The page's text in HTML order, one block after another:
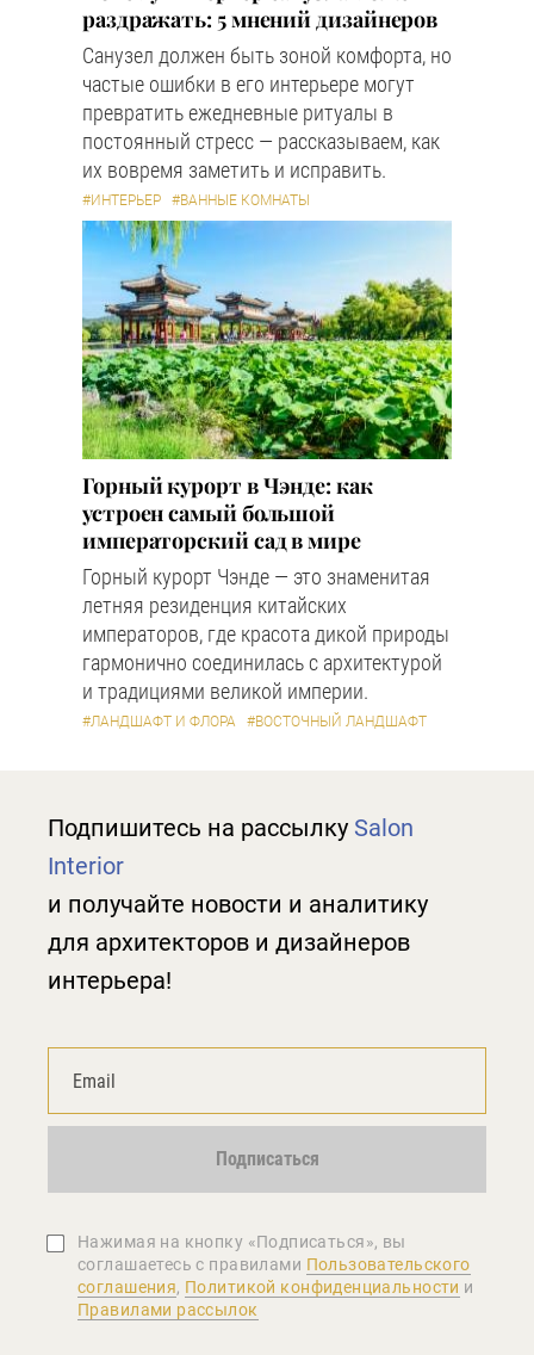
раздражать: 5 мнений дизайнеров
Санузел должен быть зоной комфорта, но
частые ошибки в его интерьере могут
превратить ежедневные ритуалы в
постоянный стресс — рассказываем, как
их вовремя заметить и исправить.
#ИНТЕРЬЕР #ВАННЫЕ КОМНАТЫ
Горный курорт в Чэнде: как
устроен самый большой
императорский сад в мире
Горный курорт Чэнде — это знаменитая
летняя резиденция китайских
императоров, где красота дикой природы
гармонично соединилась с архитектурой
и традициями великой империи.
#ЛАНДШАФТ И ФЛОРА #ВОСТОЧНЫЙ ЛАНДШАФТ
Подпишитесь на рассылку Salon
Interior
и получайте новости и аналитику
для архитекторов и дизайнеров
интерьера!
Подписаться
Нажимая на кнопку «Подписаться», вы
соглашаетеcь с правилами Пользовательского
соглашения, Политикой конфиденциальности и
Правилами рассылок